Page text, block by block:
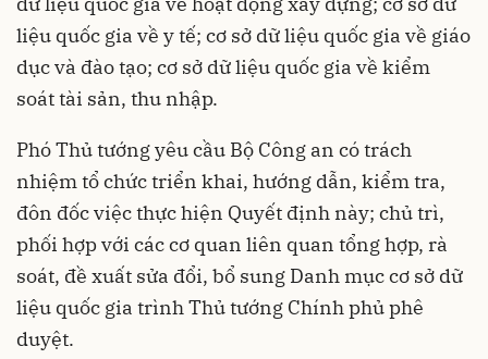
liệu quốc gia về y tế; cơ sở dữ liệu quốc gia về giáo
dục và đào tạo; cơ sở dữ liệu quốc gia về kiểm
soát tài sản, thu nhập.
Phó Thủ tướng yêu cầu Bộ Công an có trách
nhiệm tổ chức triển khai, hướng dẫn, kiểm tra,
đôn đốc việc thực hiện Quyết định này; chủ trì,
phối hợp với các cơ quan liên quan tổng hợp, rà
soát, đề xuất sửa đổi, bổ sung Danh mục cơ sở dữ
liệu quốc gia trình Thủ tướng Chính phủ phê
duyệt.